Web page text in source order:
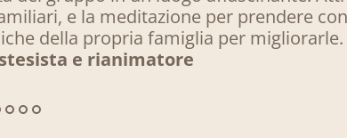
e la meditazione per prendere
della propria famiglia per migliorarle.
e rianimatore